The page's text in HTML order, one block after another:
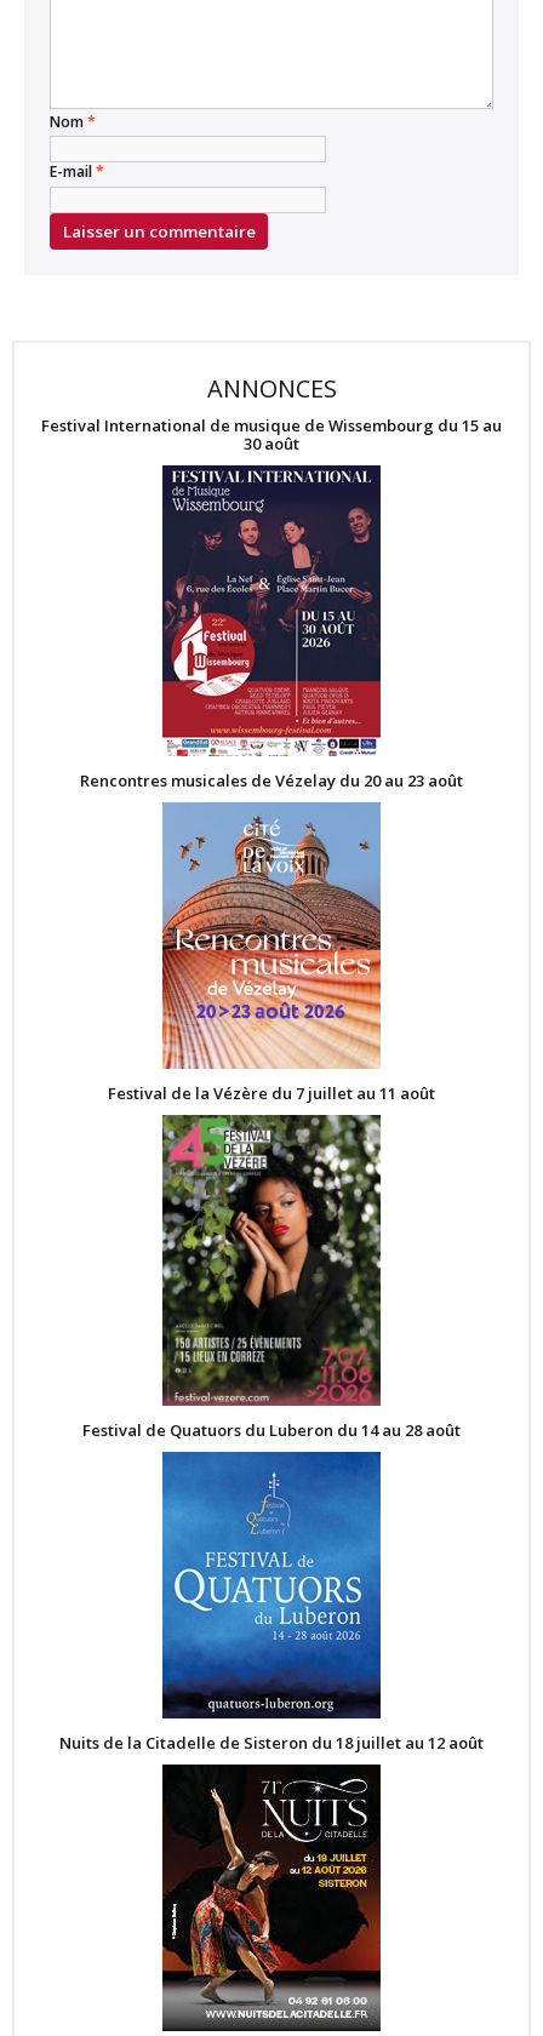
Nom*
E-mail*
ANNONCES
Festival International de musique de Wissembourg du 15 au
30 août
Rencontres musicales de Vézelay du 20 au 23 août
Festival de la Vézère du 7 juillet au 11 août
Festival de Quatuors du Luberon du 14 au 28 août
Nuits de la Citadelle de Sisteron du 18 juillet au 12 août